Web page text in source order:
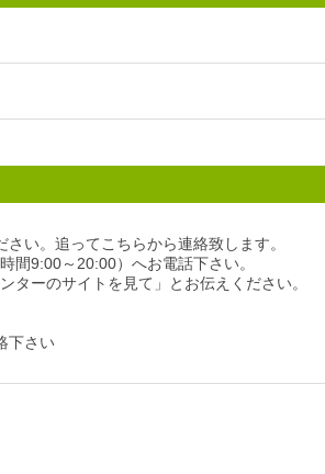
い。追ってこちらから連絡致します。
間9:00～20:00）へお電話下さい。
ターのサイトを見て」とお伝えください。
下さい